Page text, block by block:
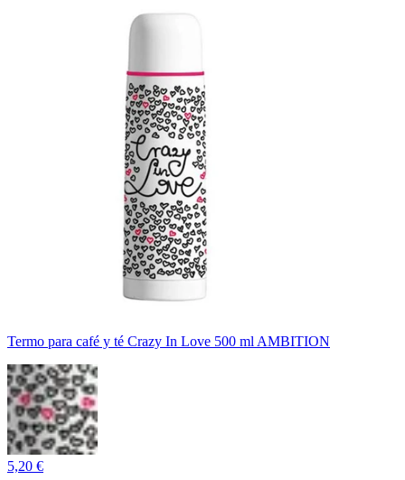
Termo para café y té Crazy In Love 500 ml AMBITION
5,20 €